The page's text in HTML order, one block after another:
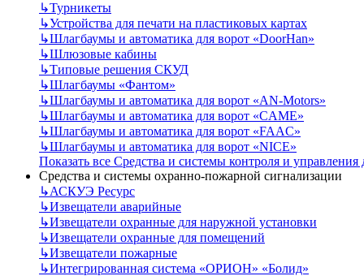
↳Турникеты
↳Устройства для печати на пластиковых картах
↳Шлагбаумы и автоматика для ворот «DoorHan»
↳Шлюзовые кабины
↳Типовые решения СКУД
↳Шлагбаумы «Фантом»
↳Шлагбаумы и автоматика для ворот «AN-Motors»
↳Шлагбаумы и автоматика для ворот «CAME»
↳Шлагбаумы и автоматика для ворот «FAAC»
↳Шлагбаумы и автоматика для ворот «NICE»
Показать все Средства и системы контроля и управления
Средства и системы охранно-пожарной сигнализации
↳АСКУЭ Ресурс
↳Извещатели аварийные
↳Извещатели охранные для наружной установки
↳Извещатели охранные для помещений
↳Извещатели пожарные
↳Интегрированная система «ОРИОН» «Болид»